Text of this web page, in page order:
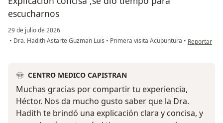
escucharnos
29 de julio de 2026
• Dra. Hadith Astarte Guzman Luis • Primera visita Acupuntura • en opinión
Reportar
CENTRO MEDICO CAPISTRAN
Muchas gracias por compartir tu experiencia,
Héctor. Nos da mucho gusto saber que la Dra.
Hadith te brindó una explicación clara y concisa, y